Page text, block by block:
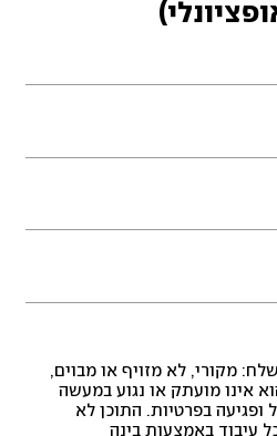
מקורי, לא מזויף או מבוים,
אינו מועתק או נגוע במעשה
ופגיעה בפרטיות. התוכן לא
עיבוד באמצעות בינה